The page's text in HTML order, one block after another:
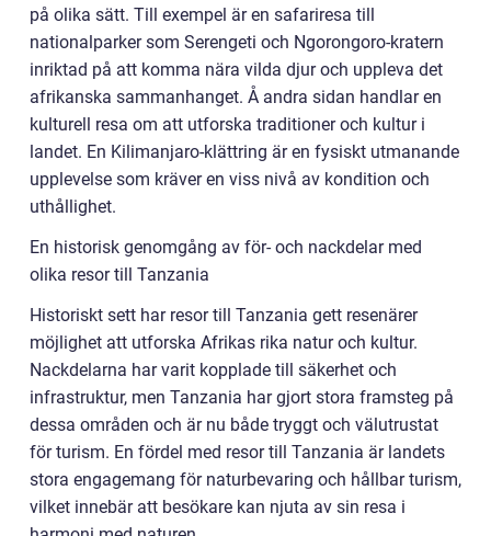
på olika sätt. Till exempel är en safariresa till
nationalparker som Serengeti och Ngorongoro-kratern
inriktad på att komma nära vilda djur och uppleva det
afrikanska sammanhanget. Å andra sidan handlar en
kulturell resa om att utforska traditioner och kultur i
landet. En Kilimanjaro-klättring är en fysiskt utmanande
upplevelse som kräver en viss nivå av kondition och
uthållighet.
En historisk genomgång av för- och nackdelar med
olika resor till Tanzania
Historiskt sett har resor till Tanzania gett resenärer
möjlighet att utforska Afrikas rika natur och kultur.
Nackdelarna har varit kopplade till säkerhet och
infrastruktur, men Tanzania har gjort stora framsteg på
dessa områden och är nu både tryggt och välutrustat
för turism. En fördel med resor till Tanzania är landets
stora engagemang för naturbevaring och hållbar turism,
vilket innebär att besökare kan njuta av sin resa i